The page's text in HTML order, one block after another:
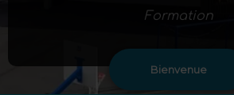
Formation
Bienvenue